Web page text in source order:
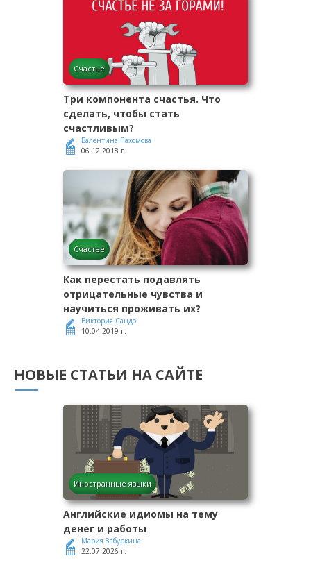
Счастье
Три компонента счастья. Что
сделать, чтобы стать
счастливым?
Валентина Пахомова
06.12.2018 г.
Счастье
Как перестать подавлять
отрицательные чувства и
научиться проживать их?
Виктория Сандо
10.04.2019 г.
НОВЫЕ СТАТЬИ НА САЙТЕ
Иностранные языки
Английские идиомы на тему
денег и работы
Мария Забуркина
22.07.2026 г.